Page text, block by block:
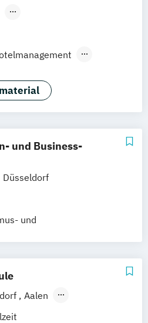
SRH Campus Dresden
SRH Campus Gera
SRH Campus Heide
und Business-
Düsseldorf
und
Aalen